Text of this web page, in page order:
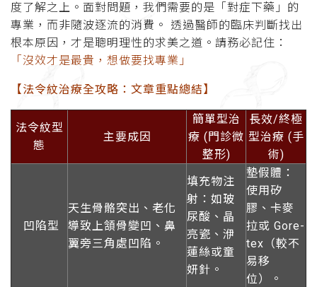
度了解之上。面對問題，我們需要的是「對症下藥」的
專業，而非隨波逐流的消費。 透過醫師的臨床判斷找出
根本原因，才是聰明理性的求美之道。請務必記住：
「沒效才是最貴，想做要找專業」
【法令紋治療全攻略：文章重點總結】
法令紋型
態
主要成因
簡單型治
療 (門診微
整形)
長效/終極
型治療 (手
術)
凹陷型
天生骨骼突出、老化
導致上頷骨變凹、鼻
翼旁三角處凹陷。
填充物注
射：如玻
尿酸、晶
亮瓷、洢
蓮絲或童
妍針。
墊假體：
使用矽
膠、卡麥
拉或 Gore-
tex（較不
易移
位）。